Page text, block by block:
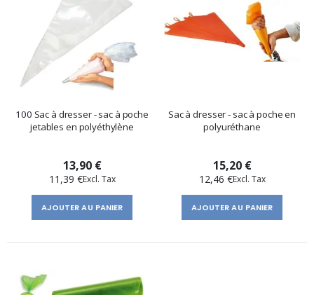
100 Sac à dresser - sac à poche
jetables en polyéthylène
13,90 €
11,39 €
AJOUTER AU PANIER
Sac à dresser - sac à poche en
polyuréthane
15,20 €
12,46 €
AJOUTER AU PANIER